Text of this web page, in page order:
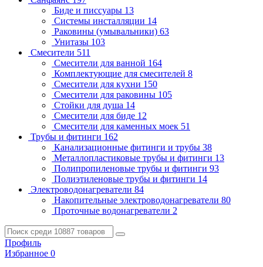
Биде и писсуары 13
Системы инсталляции 14
Раковины (умывальники) 63
Унитазы 103
Смесители 511
Смесители для ванной 164
Комплектующие для смесителей 8
Смесители для кухни 150
Смесители для раковины 105
Стойки для душа 14
Смесители для биде 12
Смесители для каменных моек 51
Трубы и фитинги 162
Канализационные фитинги и трубы 38
Металлопластиковые трубы и фитинги 13
Полипропиленовые трубы и фитинги 93
Полиэтиленовые трубы и фитинги 14
Электроводонагреватели 84
Накопительные электроводонагреватели 80
Проточные водонагреватели 2
Профиль
Избранное 0